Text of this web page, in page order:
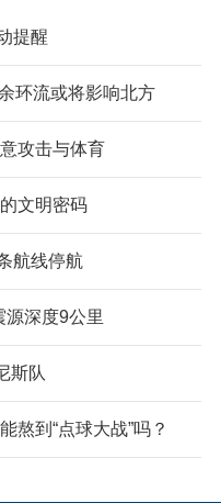
提醒
环流或将影响北方
攻击与体育
文明密码
航线停航
源深度9公里
斯队
熬到“点球大战”吗？